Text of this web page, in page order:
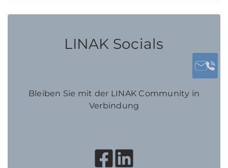
LINAK Socials
Bleiben Sie mit der LINAK Community in
Verbindung